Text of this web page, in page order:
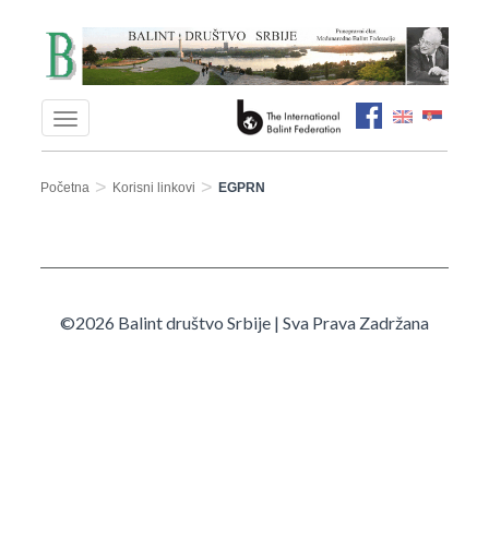
Početna > Korisni linkovi > EGPRN
©2026 Balint društvo Srbije | Sva Prava Zadržana